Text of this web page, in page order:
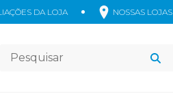
DA LOJA NOSSAS LOJAS
Acessórios